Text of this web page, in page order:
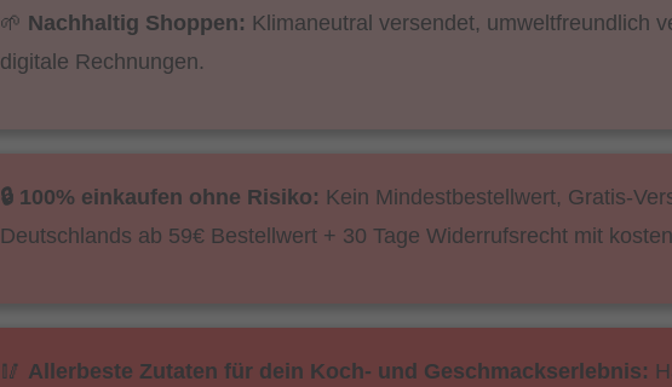
🌱 Nachhaltig Shoppen: Klimaneutral versendet, umweltfreundlich
digitale Rechnungen.
🔒 100% einkaufen ohne Risiko: Kein Mindestbestellwert, Gratis-
Deutschlands ab 59€ Bestellwert + 30 Tage Widerrufsrecht mit
🥢 Allerbeste Zutaten für dein Koch- und Geschmackserlebnis: